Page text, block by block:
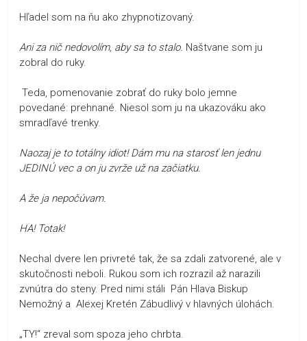
Hľadel som na ňu ako zhypnotizovaný.
Ani za nič nedovolím, aby sa to stalo. Naštvane som ju
zobral do ruky.
Teda, pomenovanie zobrať do ruky bolo jemne
povedané: prehnané. Niesol som ju na ukazováku ako
smradľavé trenky.
Naozaj je to totálny idiot! Dám mu na starosť len jednu
JEDINÚ vec a on ju zvrže už na začiatku.
A že ja nepočúvam.
HA! Totak!
Nechal dvere len privreté tak, že sa zdali zatvorené, ale v
skutočnosti neboli. Rukou som ich rozrazil až narazili
zvnútra do steny. Pred nimi stáli Pán Hlava Biskup
Nemožný a Alexej Kretén Zábudlivý v hlavných úlohách.
„TY!“ zreval som spoza jeho chrbta.